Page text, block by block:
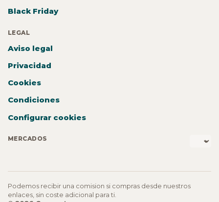
Black Friday
LEGAL
Aviso legal
Privacidad
Cookies
Condiciones
Configurar cookies
MERCADOS
Podemos recibir una comision si compras desde nuestros
enlaces, sin coste adicional para ti.